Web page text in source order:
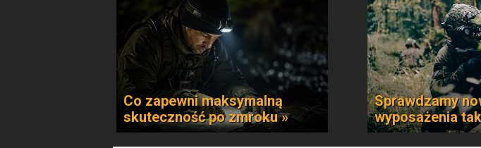
Co zapewni maksymalną
skuteczność po zmroku »
Sprawdzamy
wyposażenia